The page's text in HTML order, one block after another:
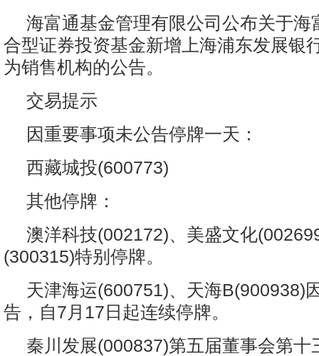
海富通基金管理有限公司公布关于海
合型证券投资基金新增上海浦东发展银
为销售机构的公告。
交易提示
因重要事项未公告停牌一天：
西藏城投(600773)
其他停牌：
澳洋科技(002172)、美盛文化
(300315)特别停牌。
天津海运(600751)、天海B(900938)
告，自7月17日起连续停牌。
秦川发展(000837)第五届董事会第十